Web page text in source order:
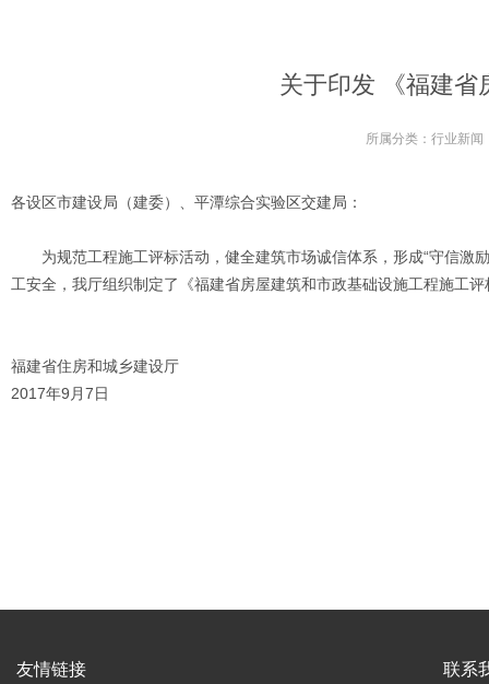
关于印发 《福建省
所属分类： 行业新闻
各设区市建设局（建委）、平潭综合实验区交建局：
为规范工程施工评标活动，健全建筑市场诚信体系，形成“守信激
工安全，我厅组织制定了《福建省房屋建筑和市政基础设施工程施工
福建省住房和城乡
2017年9月7日
友情链接 联系